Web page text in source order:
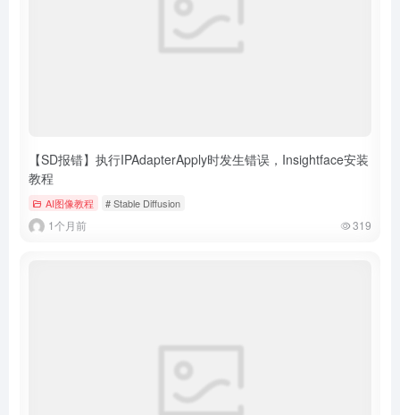
【SD报错】执行IPAdapterApply时发生错误，Insightface安装
教程
AI图像教程 # Stable Diffusion
1个月前 319